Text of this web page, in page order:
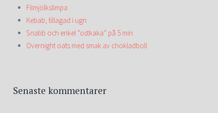
Filmjölkslimpa
Kebab, tillagad i ugn
Snabb och enkel ”ostkaka” på 5 min
Overnight oats med smak av chokladboll
Senaste kommentarer